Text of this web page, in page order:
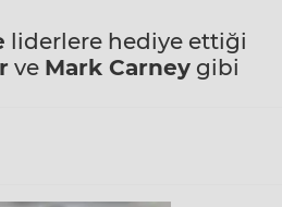
liderlere hediye ettiği
ve Mark Carney gibi